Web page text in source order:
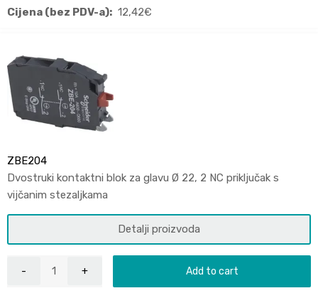
Cijena (bez PDV-a): 12,42€
ZBE204
Dvostruki kontaktni blok za glavu Ø 22, 2 NC priključak s
vijčanim stezaljkama
Detalji proizvoda
Add to cart